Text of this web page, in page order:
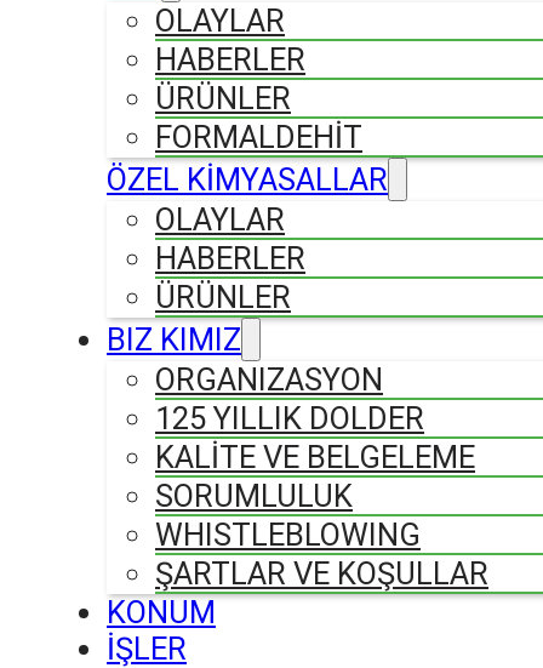
OLAYLAR
HABERLER
ÜRÜNLER
FORMALDEHIT
ÖZEL KİMYASALLAR
OLAYLAR
HABERLER
ÜRÜNLER
BIZ KIMIZ
ORGANIZASYON
125 YILLIK DOLDER
KALİTE VE BELGELEME
SORUMLULUK
WHISTLEBLOWING
ŞARTLAR VE KOŞULLAR
KONUM
İŞLER